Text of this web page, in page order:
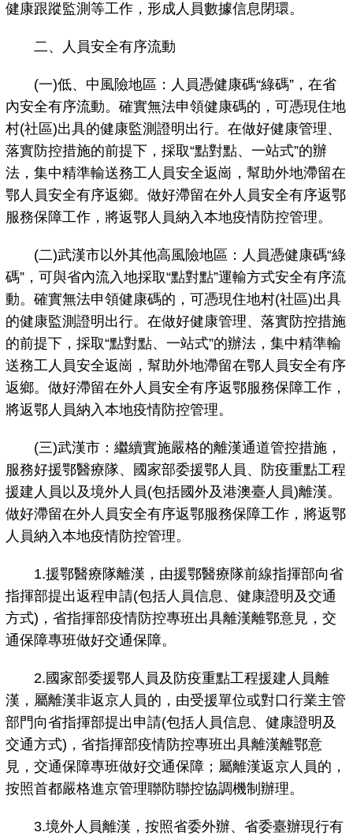
健康跟蹤監測等工作，形成人員數據信息閉環。
二、人員安全有序流動
(一)低、中風險地區：人員憑健康碼“綠碼”，在省
內安全有序流動。確實無法申領健康碼的，可憑現住地
村(社區)出具的健康監測證明出行。在做好健康管理、
落實防控措施的前提下，採取“點對點、一站式”的辦
法，集中精準輸送務工人員安全返崗，幫助外地滯留在
鄂人員安全有序返鄉。做好滯留在外人員安全有序返鄂
服務保障工作，將返鄂人員納入本地疫情防控管理。
(二)武漢市以外其他高風險地區：人員憑健康碼“綠
碼”，可與省內流入地採取“點對點”運輸方式安全有序流
動。確實無法申領健康碼的，可憑現住地村(社區)出具
的健康監測證明出行。在做好健康管理、落實防控措施
的前提下，採取“點對點、一站式”的辦法，集中精準輸
送務工人員安全返崗，幫助外地滯留在鄂人員安全有序
返鄉。做好滯留在外人員安全有序返鄂服務保障工作，
將返鄂人員納入本地疫情防控管理。
(三)武漢市：繼續實施嚴格的離漢通道管控措施，
服務好援鄂醫療隊、國家部委援鄂人員、防疫重點工程
援建人員以及境外人員(包括國外及港澳臺人員)離漢。
做好滯留在外人員安全有序返鄂服務保障工作，將返鄂
人員納入本地疫情防控管理。
1.援鄂醫療隊離漢，由援鄂醫療隊前線指揮部向省
指揮部提出返程申請(包括人員信息、健康證明及交通
方式)，省指揮部疫情防控專班出具離漢離鄂意見，交
通保障專班做好交通保障。
2.國家部委援鄂人員及防疫重點工程援建人員離
漢，屬離漢非返京人員的，由受援單位或對口行業主管
部門向省指揮部提出申請(包括人員信息、健康證明及
交通方式)，省指揮部疫情防控專班出具離漢離鄂意
見，交通保障專班做好交通保障；屬離漢返京人員的，
按照首都嚴格進京管理聯防聯控協調機制辦理。
3.境外人員離漢，按照省委外辦、省委臺辦現行有